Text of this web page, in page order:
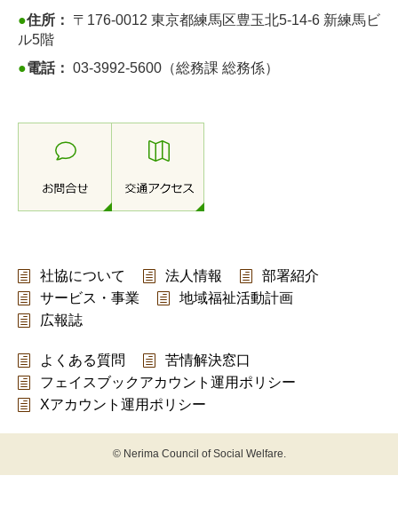
●住所：
〒176-0012 東京都練馬区豊玉北5-14-6 新練馬ビ
ル5階
●電話： 03-3992-5600（総務課 総務係）
社協について 法人情報
部署紹介
サービス・事業
地域福祉活動計画
広報誌
よくある質問
苦情解決窓口
フェイスブックアカウント運用ポリシー
Xアカウント運用ポリシー
© Nerima Council of Social Welfare.